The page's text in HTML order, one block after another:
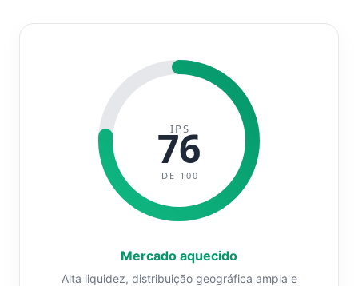
IPS
76
DE 100
Mercado aquecido
Alta liquidez, distribuição geográfica ampla e